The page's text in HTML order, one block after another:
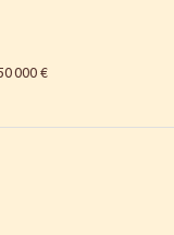
000 €